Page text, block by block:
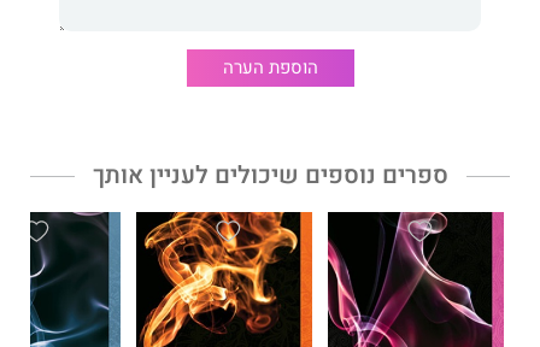
הוספת הערה
ספרים נוספים שיכולים לעניין אותך